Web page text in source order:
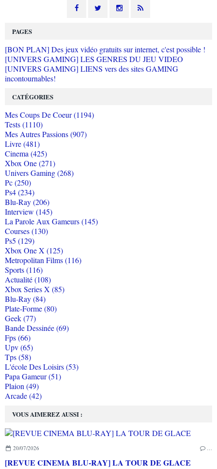
VOUS AIMEREZ AUSSI :
20/07/2026 …
[REVUE CINEMA BLU-RAY] LA TOUR DE GLACE
PAGES
[BON PLAN] Des jeux vidéo gratuits sur internet, c'est possible !
[UNIVERS GAMING] LES GENRES DU JEU VIDEO
[UNIVERS GAMING] LIENS vers des sites GAMING
incontournables!
CATÉGORIES
Mes Coups De Coeur (1194)
Tests (1110)
Mes Autres Passions (907)
Livre (481)
Cinema (425)
Xbox One (271)
Univers Gaming (268)
Pc (250)
Ps4 (234)
Blu-Ray (206)
Interview (145)
La Parole Aux Gameurs (145)
Courses (130)
Ps5 (129)
Xbox One X (125)
Metropolitan Films (116)
Sports (116)
Actualité (108)
Xbox Series X (85)
Blu-Ray (84)
Plate-Forme (80)
Geek (77)
Bande Dessinée (69)
Fps (66)
Upv (65)
Tps (58)
L'école Des Loisirs (53)
Papa Gameur (51)
Plaion (49)
Arcade (42)